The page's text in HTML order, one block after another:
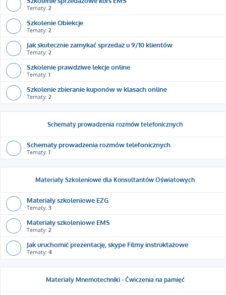
Tematy: 2
Szkolenie Obiekcje
Tematy: 2
Jak skutecznie zamykać sprzedaż u 9/10 klientów
Tematy: 2
Szkolenie prawdziwe lekcje online
Tematy: 1
Szkolenie zbieranie kuponów w klasach online
Tematy: 2
Schematy prowadzenia rozmów telefonicznych
Schematy prowadzenia rozmów telefonicznych
Tematy: 1
Materiały Szkoleniowe dla Konsultantów Oświatowych
Materiały szkoleniowe EZG
Tematy: 3
Materiały szkoleniowe EMS
Tematy: 2
Jak uruchomić prezentację, skype Filmy instruktażowe
Tematy: 4
Materiały Mnemotechniki - Ćwiczenia na pamięć